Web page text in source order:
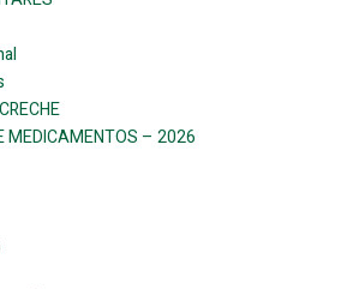
MEDICAMENTOS – 2026